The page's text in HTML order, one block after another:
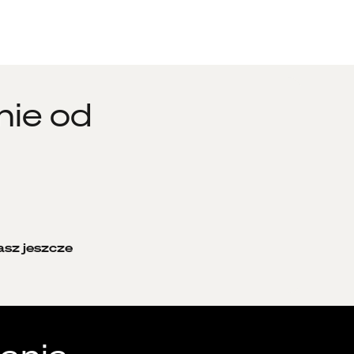
od:
jeszcze: